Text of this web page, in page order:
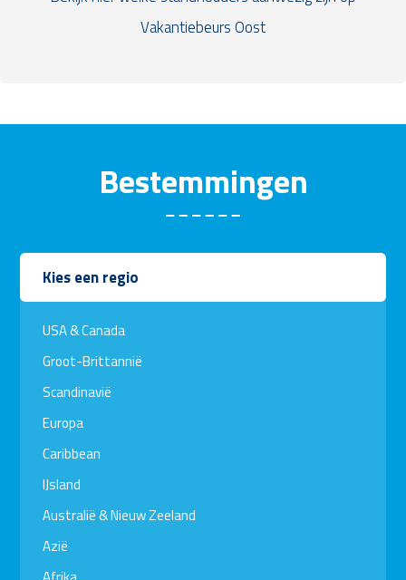
Vakantiebeurs Oost
Bestemmingen
Kies een regio
USA & Canada
Groot-Brittannië
Scandinavië
Europa
Caribbean
IJsland
Australië & Nieuw Zeeland
Azië